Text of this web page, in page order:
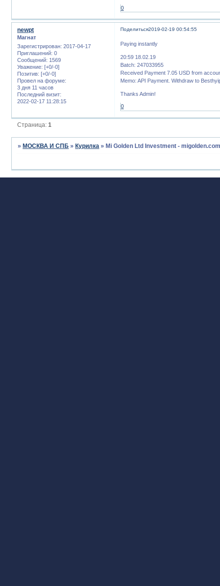
0
Поделиться2019-02-19 00:54:55
newpt
Магнат
Зарегистрирован: 2017-04-17
Приглашений: 0
Сообщений: 1569
Уважение: [+0/-0]
Позитив: [+0/-0]
Провел на форуме:
3 дня 11 часов
Последний визит:
2022-02-17 11:28:15
Paying instantly
20:59 18.02.19
Batch: 247033955
Received Payment 7.05 USD from
Memo: API Payment. Withdraw to
Thanks Admin!
0
Страница:1
»МОСКВА И СПБ »Курилка »Mi Golden Ltd Investment -